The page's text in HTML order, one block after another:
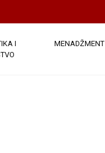
I
MENADŽMENT